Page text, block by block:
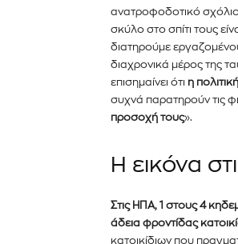
ανατροφοδοτικό
σκύλο στο σπίτι τους
διατηρούμε
διαχρονικά μέρος της
επισημαίνει ότι η
συχνά παρατηρούν τις
προσοχή τους».
Η εικόνα
Στις ΗΠΑ, 1 στους 4
άδεια φροντίδας
κατοικίδιων που